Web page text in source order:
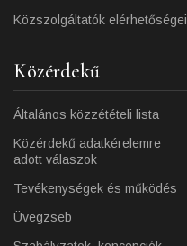
Közszolgáltatók elérhetőségei
Közérdekű
Általános közzétételi lista
Közérdekű adatkérelemre
adott válaszok
Tevékenységek és működés
Üvegzseb